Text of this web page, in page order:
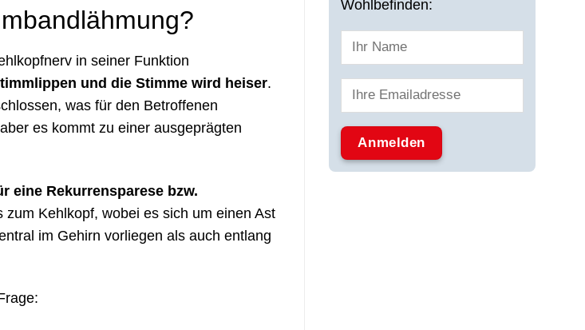
in seiner Funktion
und die Stimme wird heiser.
was für den Betroffenen
es kommt zu einer ausgeprägten
eine Rekurrensparese bzw.
Kehlkopf, wobei es sich um einen Ast
im Gehirn vorliegen als auch entlang
Wohlbefinden: